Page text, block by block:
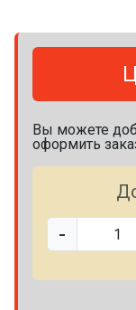
Вы можете
оформить
-